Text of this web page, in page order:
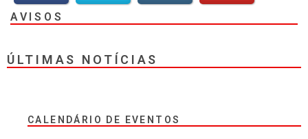
AVISOS
ÚLTIMAS NOTÍCIAS
CALENDÁRIO DE EVENTOS